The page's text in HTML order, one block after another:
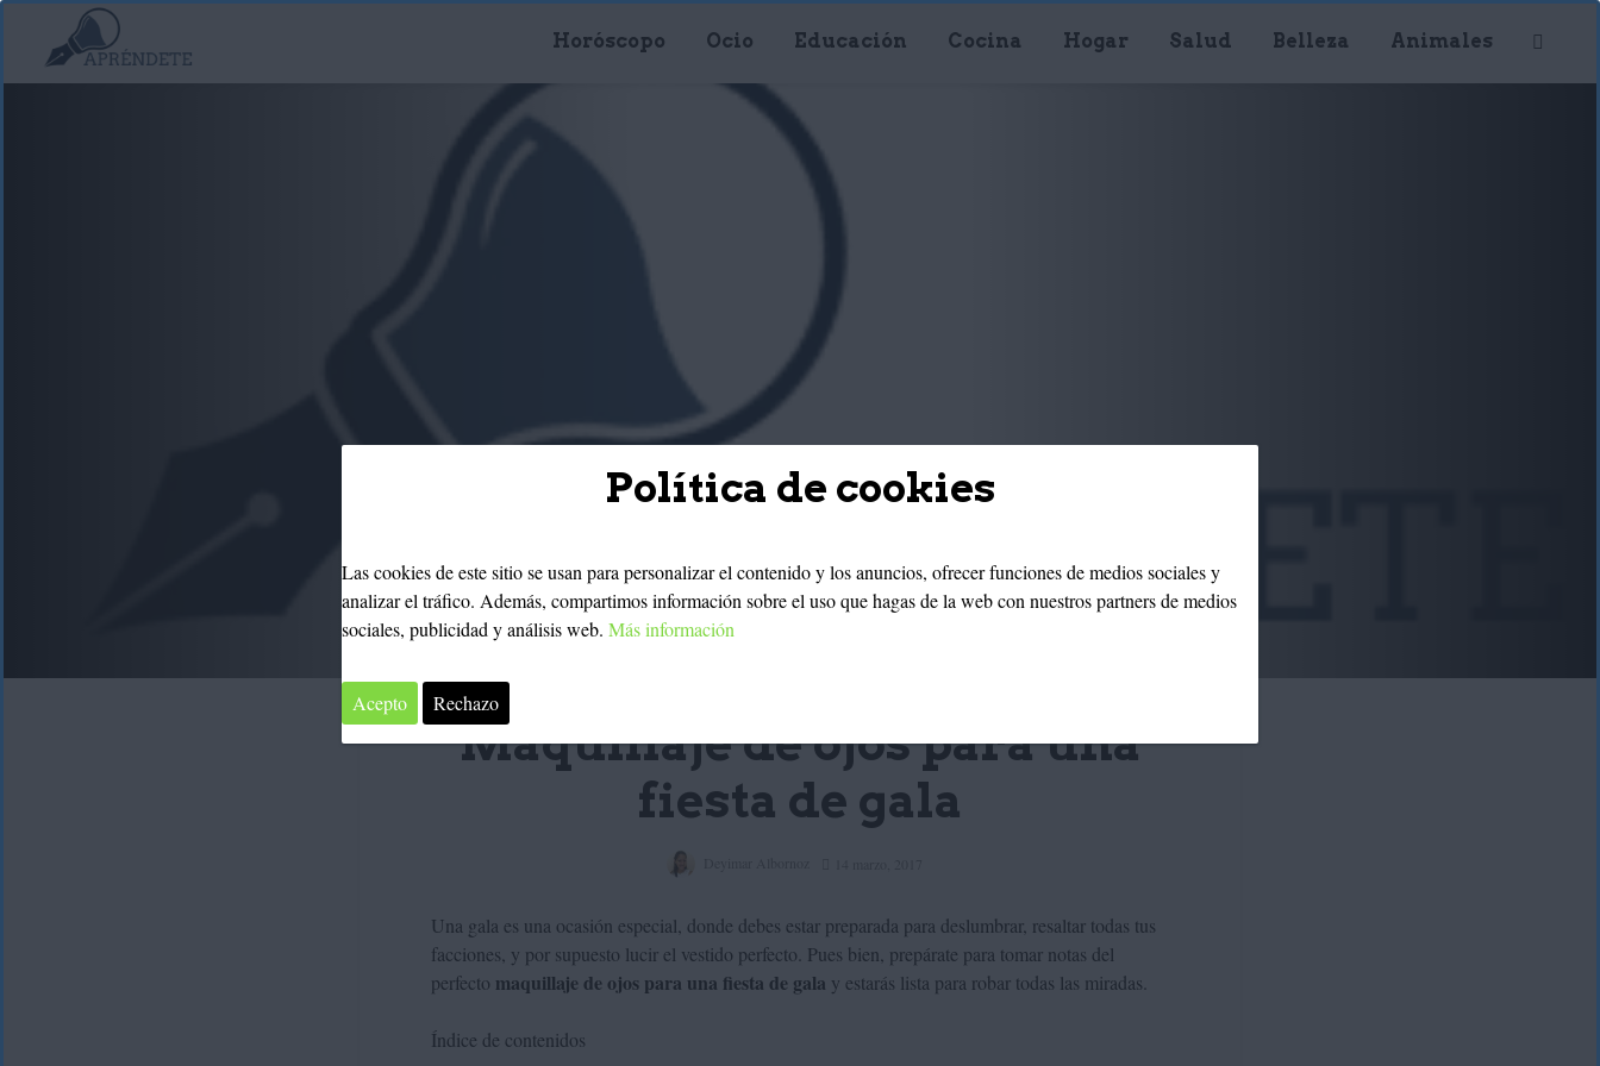
Horóscopo Ocio Educación Cocina Hogar Salud Belleza Animales
Maquillaje de ojos para una
fiesta de gala
Una gala es una ocasión especial, donde debes estar preparada para deslumbrar, resaltar todas tus
facciones, y por supuesto lucir el vestido perfecto. Pues bien, prepárate para tomar notas del
perfecto maquillaje de ojos para una fiesta de gala y estarás lista para robar todas las miradas.
Índice de contenidos
Política de cookies
Las cookies de este sitio se usan para personalizar el contenido y los anuncios, ofrecer funciones de medios sociales y
analizar el tráfico. Además, compartimos información sobre el uso que hagas de la web con nuestros partners de medios
sociales, publicidad y análisis web. Más información
Acepto Rechazo